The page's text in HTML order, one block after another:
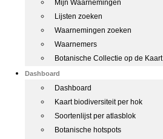
Mijn Waarnemingen
Lijsten zoeken
Waarnemingen zoeken
Waarnemers
Botanische Collectie op de Kaart
Dashboard
Dashboard
Kaart biodiversiteit per hok
Soortenlijst per atlasblok
Botanische hotspots